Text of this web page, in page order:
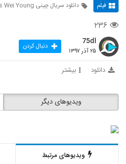
فیلم دانلود سریال چینی The Princess Wei Young
۲۳۶
75dl
۲۵ آذر ۱۳۹۷ دنبال کردن
دانلود بیشتر
ویدیوهای دیگر
ویدیوهای مرتبط